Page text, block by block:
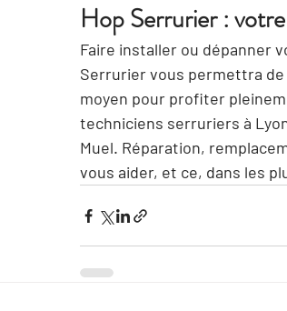
Hop Serrurier :
Faire installer ou dépanner
Serrurier vous permettra de
moyen pour profiter
techniciens serruriers à
Muel. Réparation,
vous aider, et ce, dans les